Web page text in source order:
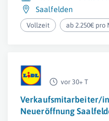
Saalfelden
Vollzeit ab 2.250€ pro
vor 30+ T
Verkaufsmitarbeiter/
Neueröffnung